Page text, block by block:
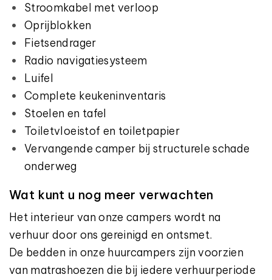
Stroomkabel met verloop
Oprijblokken
Fietsendrager
Radio navigatiesysteem
Luifel
Complete keukeninventaris
Stoelen en tafel
Toiletvloeistof en toiletpapier
Vervangende camper bij structurele schade
onderweg
Wat kunt u nog meer verwachten
Het interieur van onze campers wordt na
verhuur door ons gereinigd en ontsmet.
De bedden in onze huurcampers zijn voorzien
van matrashoezen die bij iedere verhuurperiode